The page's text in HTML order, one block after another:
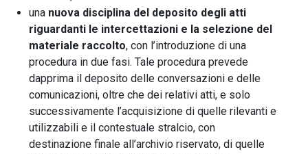
una nuova disciplina del deposito degli atti
riguardanti le intercettazioni e la selezione del
materiale raccolto, con l’introduzione di una
procedura in due fasi. Tale procedura prevede
dapprima il deposito delle conversazioni e delle
comunicazioni, oltre che dei relativi atti, e solo
successivamente l’acquisizione di quelle rilevanti e
utilizzabili e il contestuale stralcio, con
destinazione finale all’archivio riservato, di quelle